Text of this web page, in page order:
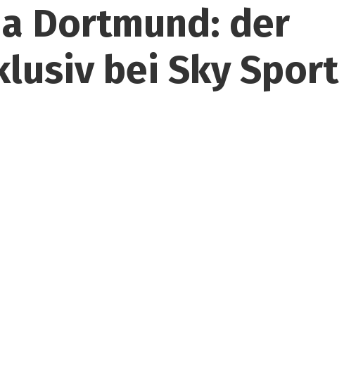
Dortmund: der
bei Sky Sport